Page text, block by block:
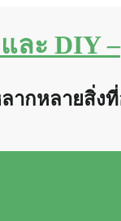
ละ DIY –
หลากหลาย